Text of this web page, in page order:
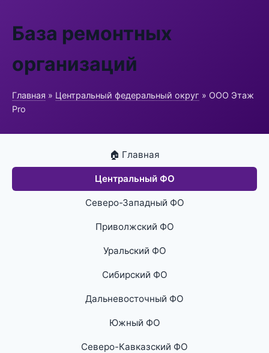
База ремонтных
организаций
Главная » Центральный федеральный округ » ООО Этаж
Pro
🏠 Главная
Центральный ФО
Северо-Западный ФО
Приволжский ФО
Уральский ФО
Сибирский ФО
Дальневосточный ФО
Южный ФО
Северо-Кавказский ФО